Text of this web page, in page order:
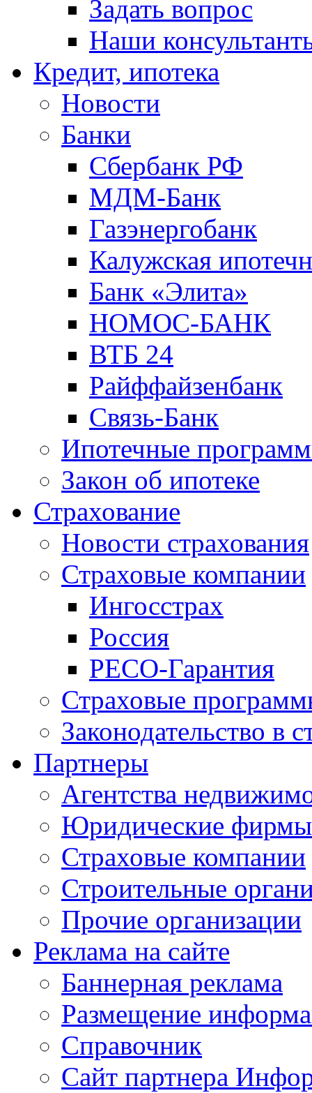
Задать вопрос
Наши
Кредит, ипотека
Новости
Банки
Сбербанк РФ
МДМ-Банк
Газэнергобанк
Калужская
Банк «Элита»
НОМОС-БАНК
ВТБ 24
Райффайзенбанк
Связь-Банк
Ипотечные
Закон об ипотеке
Страхование
Новости страхования
Страховые компании
Ингосстрах
Россия
РЕСО-Гарантия
Страховые
Законодательство в
Партнеры
Агентства
Юридические фирмы
Страховые компании
Строительные
Прочие организации
Реклама на сайте
Баннерная реклама
Размещение
Справочник
Сайт партнера